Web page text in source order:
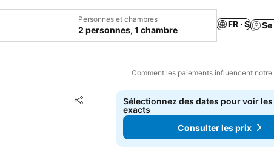
Personnes et chambres
2 personnes, 1 chambre
FR · $
Comment les paiements influencent
Partager
Ajouter à mes favoris
Sélectionnez des dates pour voir
exacts
Consulter les prix